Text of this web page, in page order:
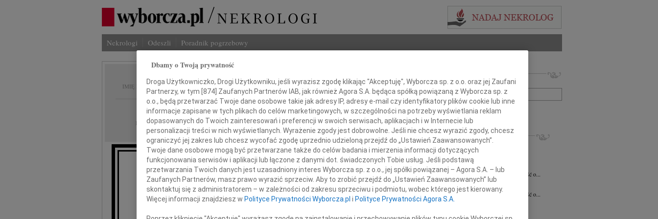
Nekrologi Odeszli Poradnik pogrzebowy
IMIĘ I NAZWISKO: Irena Bauer
REGION: Białystok
DATA EMISJI: 12.05.2026
Wyrazy szczerego współczucia i żalu
Rodzinie i Bliskim
Imię i nazwisko lub numer ogłoszenia:
+ szukanie zaawansowane
INNE NEKROLOGI
22.07.2026Białystok
Pani notariusz Halinie Dorocie Agaciak...
Paweł Niemyjski06.07.2026
Z głębokim smutkiem przyjęliśmy wiadomość o...
Jerzy Kulesza
23.06.2026
Z głębokim smutkiem przyjęliśmy wiadomość o...
22.06.2026
Wyrazy szczerego współczucia i...
Dbamy o Twoją prywatność
Droga Użytkowniczko, Drogi Użytkowniku, jeśli wyrazisz zgodę klikając "Akceptuję", Wyborcza sp. z o.o. oraz jej Zaufani
Partnerzy, w tym [874] Zaufanych Partnerów IAB, jak również Agora S.A. będąca spółką powiązaną z Wyborcza sp. z
o.o., będą przetwarzać Twoje dane osobowe takie jak adresy IP, adresy e-mail czy identyfikatory plików cookie lub inne
informacje zapisane w tych plikach do celów marketingowych, w szczególności na potrzeby wyświetlania reklam
dopasowanych do Twoich zainteresowań i preferencji w swoich serwisach, aplikacjach i w Internecie lub
personalizacji treści w nich wyświetlanych. Wyrażenie zgody jest dobrowolne. Jeśli nie chcesz wyrazić zgody, chcesz
ograniczyć jej zakres lub chcesz wycofać zgodę uprzednio udzieloną przejdź do „Ustawień Zaawansowanych”.
Twoje dane osobowe mogą być przetwarzane także do celów badania i mierzenia informacji dotyczących
funkcjonowania serwisów i aplikacji lub łączone z danymi dot. świadczonych Tobie usług. Jeśli podstawą
przetwarzania Twoich danych jest uzasadniony interes Wyborcza sp. z o.o., jej spółki powiązanej – Agora S.A. – lub
Zaufanych Partnerów, masz prawo wyrazić sprzeciw. Aby to zrobić przejdź do „Ustawień Zaawansowanych” lub
skontaktuj się z administratorem – w zależności od zakresu sprzeciwu i podmiotu, wobec którego jest kierowany.
Więcej informacji znajdziesz w Polityce Prywatności Wyborcza.pl i Polityce Prywatności Agora S.A.